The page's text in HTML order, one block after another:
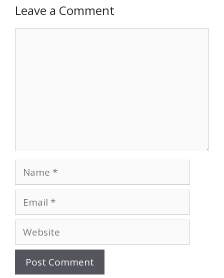
Leave a Comment
Name
Email
Website